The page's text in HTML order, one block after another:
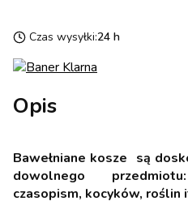
Czas wysyłki:24 h
Opis
Bawełniane kosze są
dowolnego
czasopism, kocyków, roślin